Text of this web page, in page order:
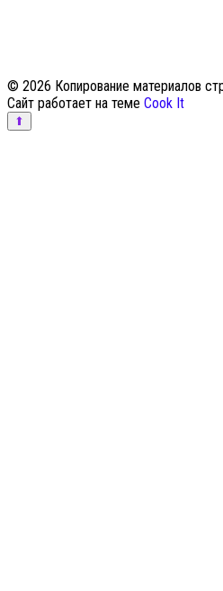
© 2026 Копирование материалов
Сайт работает на теме Cook It